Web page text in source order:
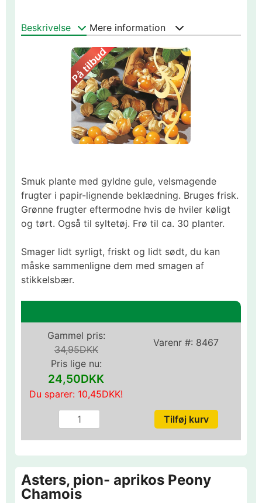
Beskrivelse Mere information
Smuk plante med gyldne gule, velsmagende
frugter i papir-lignende beklædning. Bruges frisk.
Grønne frugter eftermodne hvis de hviler køligt
og tørt. Også til syltetøj. Frø til ca. 30 planter.
Smager lidt syrligt, friskt og lidt sødt, du kan
måske sammenligne dem med smagen af
stikkelsbær.
Varenr #: 8467
Gammel pris:
34,95DKK
Pris lige nu:
24,50DKK
Du sparer: 10,45DKK!
Asters, pion- aprikos Peony
Chamois